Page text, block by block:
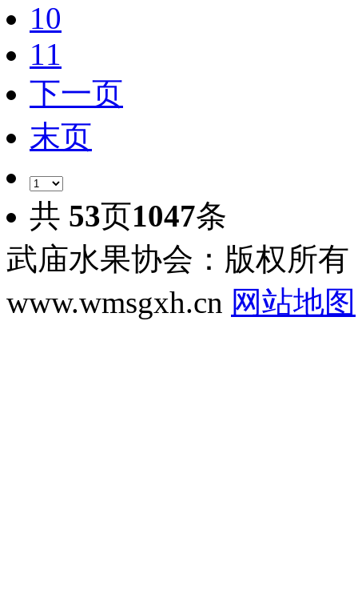
10
11
下一页
末页
共 53页1047条
武庙水果协会：版权所
www.wmsgxh.cn 网站地图